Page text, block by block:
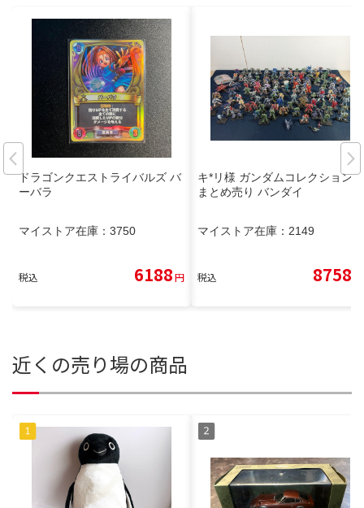
ドラゴンクエストライバルズ バ
ーバラ
マイストア在庫： 3750
税込 6188円
キ*リ様 ガンダムコレクション
まとめ売り バンダイ
マイストア在庫： 2149
税込 8758
近くの売り場の商品